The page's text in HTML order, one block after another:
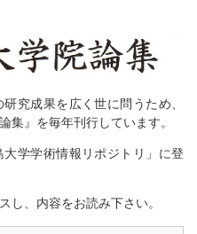
究成果を広く世に問うため、
集』を毎年刊行しています。
学学術情報リポジトリ」に登
し、内容をお読み下さい。